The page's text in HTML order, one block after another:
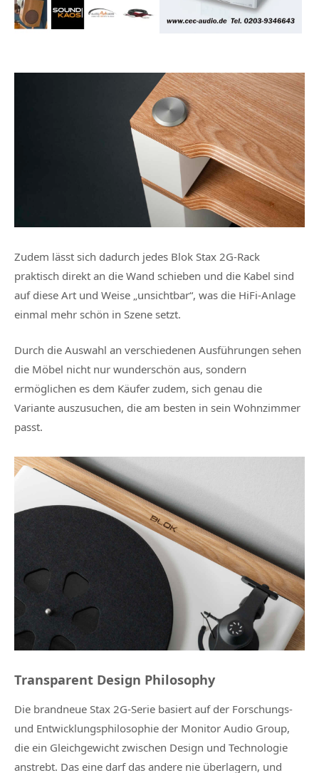
Zudem lässt sich dadurch jedes Blok Stax 2G-Rack
praktisch direkt an die Wand schieben und die Kabel sind
auf diese Art und Weise „unsichtbar“, was die HiFi-Anlage
einmal mehr schön in Szene setzt.
Durch die Auswahl an verschiedenen Ausführungen sehen
die Möbel nicht nur wunderschön aus, sondern
ermöglichen es dem Käufer zudem, sich genau die
Variante auszusuchen, die am besten in sein Wohnzimmer
passt.
Transparent Design Philosophy
Die brandneue Stax 2G-Serie basiert auf der Forschungs-
und Entwicklungsphilosophie der Monitor Audio Group,
die ein Gleichgewicht zwischen Design und Technologie
anstrebt. Das eine darf das andere nie überlagern, und